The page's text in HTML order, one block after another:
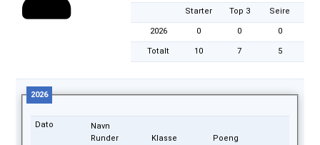
Starter Top 3 Seire
2026 0 0 0
Totalt 10 7 5
2026
Dato
Navn
Runder
Klasse
Poeng